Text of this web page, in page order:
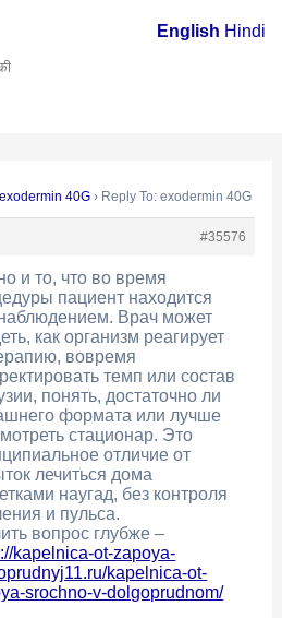
exodermin 40G › Reply To: exodermin 40G
#35576
и то, что во время
пациент находится
Врач может
как организм реагирует
вовремя
темп или состав
понять, достаточно ли
формата или лучше
стационар. Это
отличие от
лечиться дома
наугад, без контроля
и пульса.
вопрос глубже –
kapelnica-ot-zapoya-
kapelnica-ot-
srochno-v-dolgoprudnom/
English Hindi